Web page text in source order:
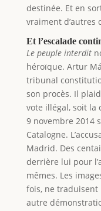
destinée. Et en
vraiment d’autres
Et l’escalade
Le peuple interdit
héroïque. Artur
tribunal
son procès. Il
vote illégal, soit la
9 novembre 2014
Catalogne.
Madrid. Des
derrière lui pour
mêmes. Les
fois, ne traduisent
autre